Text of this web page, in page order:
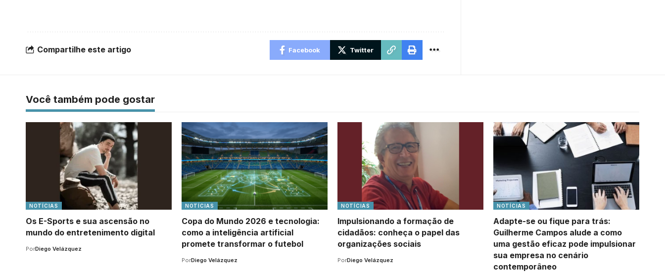
Compartilhe este artigo Facebook Twitter
Você também pode gostar
NOTÍCIAS
Os E-Sports e sua ascensão no
mundo do entretenimento digital
PorDiego Velázquez
NOTÍCIAS
Copa do Mundo 2026 e tecnologia:
como a inteligência artificial
promete transformar o futebol
PorDiego Velázquez
NOTÍCIAS
Impulsionando a formação de
cidadãos: conheça o papel das
organizações sociais
PorDiego Velázquez
NOTÍCIAS
Adapte-se ou fique para trás:
Guilherme Campos alude a como
uma gestão eficaz pode impulsionar
sua empresa no cenário
contemporâneo